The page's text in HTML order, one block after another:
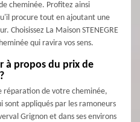
cheminée. Profitez ainsi
procure tout en ajoutant une
Choisissez La Maison STENEGRE
qui ravira vos sens.
à propos du prix de
réparation de votre cheminée,
sont appliqués par les ramoneurs
Grignon et dans ses environs